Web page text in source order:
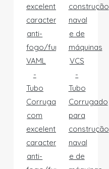
VAML
-
Tubo
Corrugado
com
excelentes
características
anti-
VCS
-
Tubo
Corrugado
para
construção
naval
e de